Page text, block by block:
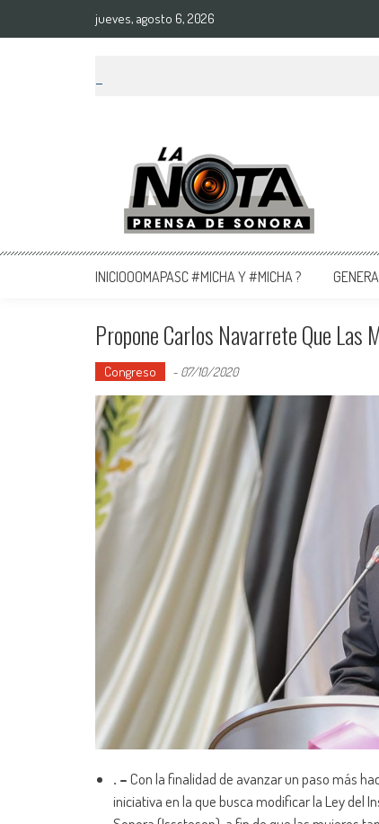
jueves, agosto 6, 2026
La Nota Prensa De
Noticias del día
INICIOOOMAPASC #MICHA Y #MICHA ?
Propone Carlos Navarrete Que Las
Congreso - 07/10/2020
. –Con la finalidad de avanzar un paso más
iniciativa en la que busca modificar la Ley del